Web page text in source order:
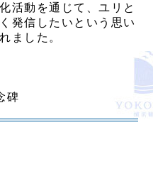
活動を通じて、ユリと
発信したいという思い
ました。
碑